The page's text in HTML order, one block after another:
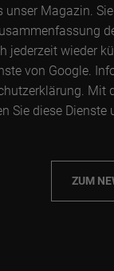
unser Magazin.
jederzeit wieder
von Google.
Mit
Sie diese
ZUM